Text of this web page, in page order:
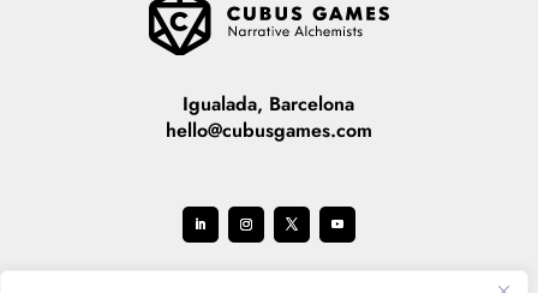
Igualada, Barcelona
hello@cubusgames.com